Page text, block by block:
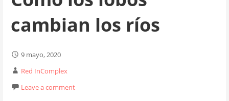
cambian los ríos
9 mayo, 2020
Red InComplex
Leave a comment